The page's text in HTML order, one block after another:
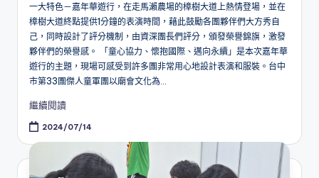
一大特色－嘉年華遊行，在走馬瀨農場的樟樹大道上熱情登場，並在
樟樹大道終點提供1分鐘的表演時間，藉此鼓勵各團夥伴們大方秀自
己，同時設計了評分機制，由資深團長們評分，頒發榮譽錦旗，激發
夥伴們的榮譽感。 「童心協力、懷抱國際、邁向永續」是本次嘉年華
遊行的主題，現場可感受到許多團非常用心地設計表演和服裝。台中
市第33團傑人童軍團以廟會文化為...
繼續閱讀
2024/07/14